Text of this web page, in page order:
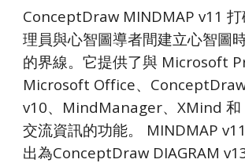
ConceptDraw MINDMAP v11 打
理員與心智圖導者間建立心智圖
的界線。它提供了與 Microsoft
Microsoft Office、ConceptDraw
v10、MindManager、XMind
交流資訊的功能。 MINDMAP
出為ConceptDraw DIAGRAM